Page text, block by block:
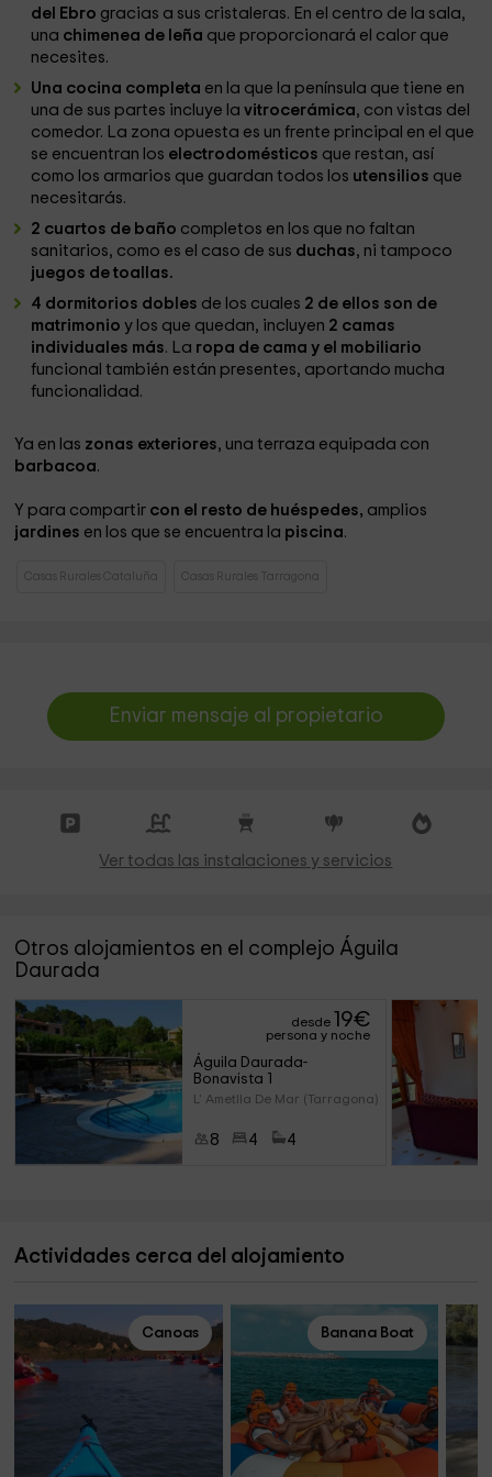
del Ebro gracias a sus cristaleras. En el centro de la sala,
una chimenea de leña que proporcionará el calor que
necesites.
Una cocina completa en la que la península que tiene en
una de sus partes incluye lavitrocerámica, con vistas del
comedor. La zona opuesta es un frente principal en el que
se encuentran los electrodomésticos que restan, así
como los armarios que guardan todos los utensilios que
necesitarás.
2 cuartos de baño completos en los que no faltan
sanitarios, como es el caso de sus duchas, ni tampoco
juegos de toallas.
4 dormitorios dobles de los cuales 2 de ellos son de
matrimonio y los que quedan, incluyen 2 camas
individuales más. La ropa de cama y el mobiliario
funcional también están presentes, aportando mucha
funcionalidad.
Ya en las zonas exteriores, una terraza equipada con
barbacoa.
Y para compartir con el resto de huéspedes, amplios
jardines en los que se encuentra la piscina.
Casas Rurales Cataluña Casas Rurales Tarragona
Enviar mensaje al propietario
Ver todas las instalaciones y servicios
Otros alojamientos en el complejo Águila
Daurada
desde 19€
persona y noche
Águila Daurada-
Bonavista 1
L' Ametlla De Mar (Tarragona)
8 4 4
Actividades cerca del alojamiento
Canoas Banana Boat